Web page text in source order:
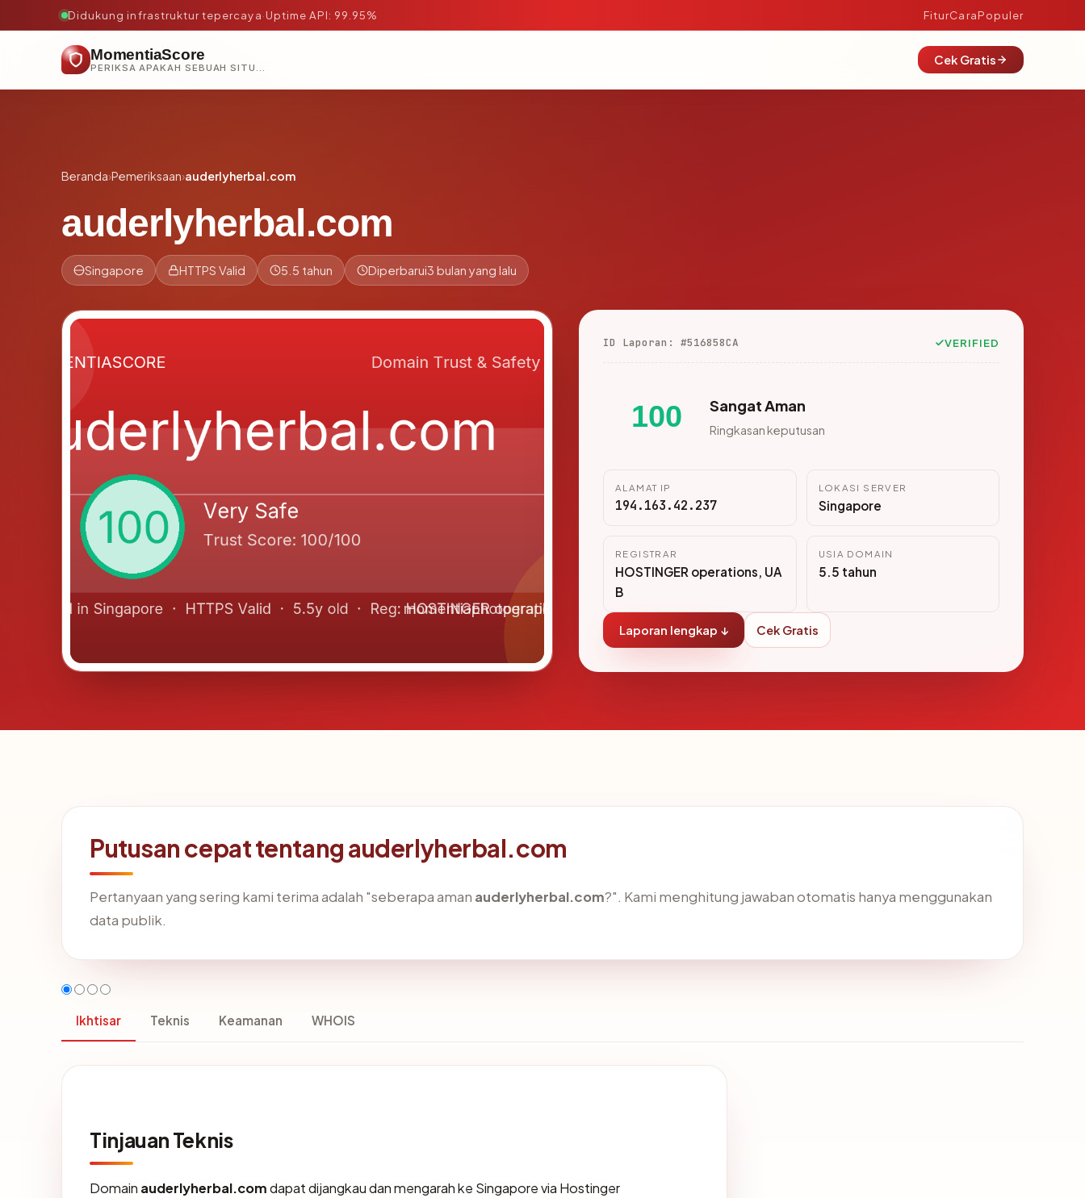
Didukung infrastruktur tepercaya·Uptime API: 99.95% FiturCaraPopuler
MomentiaScore
PERIKSA APAKAH SEBUAH SITUS AMAN, TEPERCAYA, DAN TERVERIFIKASI DALAM HITUNGAN DETIK.
Cek Gratis
Beranda›Pemeriksaan›auderlyherbal.com
auderlyherbal.com
Singapore HTTPS Valid 5.5 tahun Diperbarui3 bulan yang lalu
ID Laporan: #516858CA VERIFIED
100 Sangat Aman
Ringkasan keputusan
ALAMAT IP
194.163.42.237
LOKASI SERVER
Singapore
REGISTRAR
HOSTINGER operations, UA
B
USIA DOMAIN
5.5 tahun
Laporan lengkap ↓ Cek Gratis
Putusan cepat tentang auderlyherbal.com
Pertanyaan yang sering kami terima adalah "seberapa aman auderlyherbal.com?". Kami menghitung jawaban otomatis hanya menggunakan
data publik.
Ikhtisar Teknis Keamanan WHOIS
Tinjauan Teknis
Domain auderlyherbal.comdapat dijangkau dan mengarah ke Singapore via Hostinger